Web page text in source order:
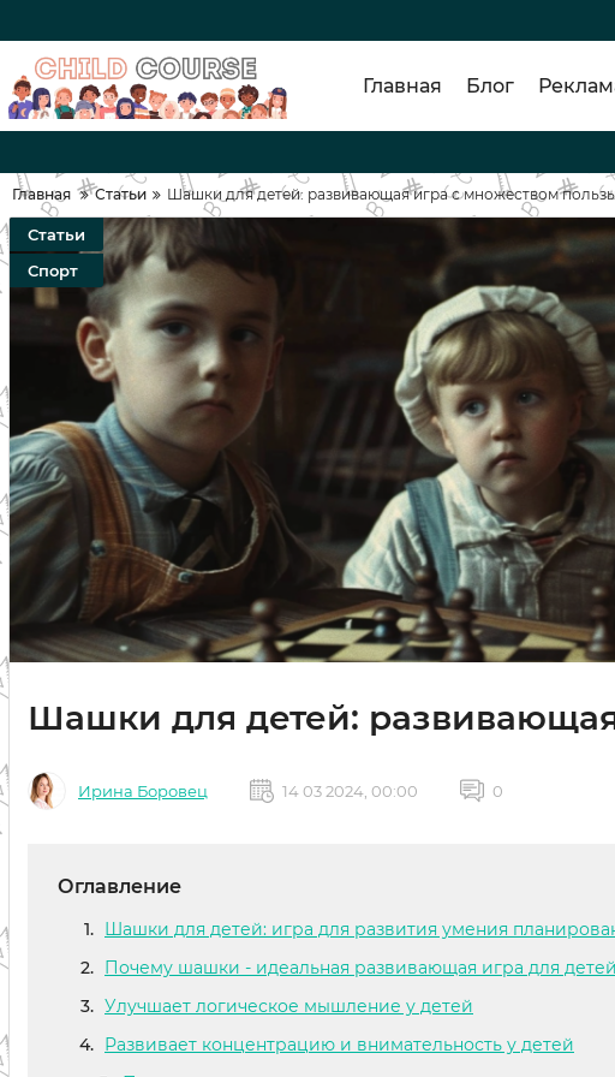
Главная Блог
Главная Статьи Шашки для детей: развивающая игра с множеством
Статьи
Спорт
Шашки для детей:
Ирина Боровец 14 03 2024, 00:00 0
Оглавление
Шашки для детей: игра для развития умения
Почему шашки - идеальная развивающая игра для
Улучшает логическое мышление у детей
Развивает концентрацию и внимательность у детей